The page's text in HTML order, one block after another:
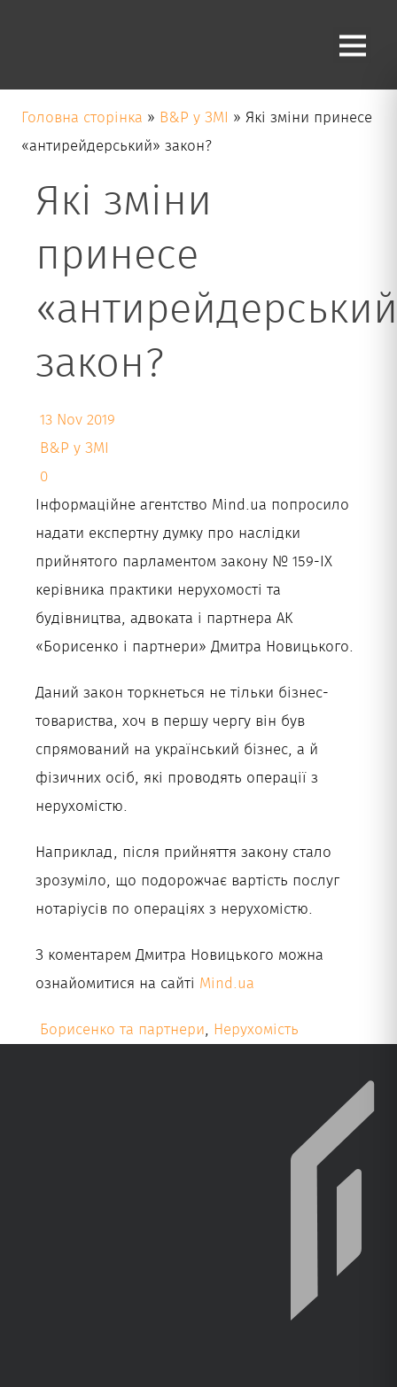
Укр
Головна сторінка » B&P у ЗМІ » Які зміни принесе
«антирейдерський» закон?
Які зміни
принесе
закон?
13 Nov 2019
B&P у ЗМІ
0
Інформаційне агентство Mind.ua попросило
надати експертну думку про наслідки
прийнятого парламентом закону № 159-IX
керівника практики нерухомості та
будівництва, адвоката і партнера АК
«Борисенко і партнери» Дмитра Новицького.
Даний закон торкнеться не тільки бізнес-
товариства, хоч в першу чергу він був
спрямований на український бізнес, а й
фізичних осіб, які проводять операції з
нерухомістю.
Наприклад, після прийняття закону стало
зрозуміло, що подорожчає вартість послуг
нотаріусів по операціях з нерухомістю.
З коментарем Дмитра Новицького можна
ознайомитися на сайті Mind.ua
Борисенко та партнери, Нерухомість